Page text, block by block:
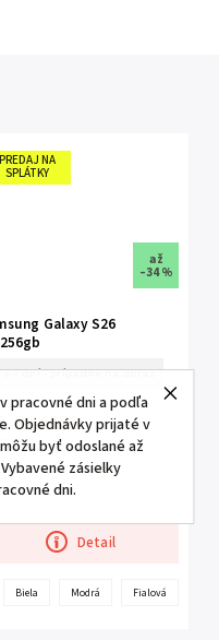
pracovné dni a podľa
Objednávky prijaté v
byť odoslané až
zásielky
dni.
PREDAJ NA
SPLÁTKY
až
–34 %
Galaxy S26
3-7 dní - prípadne na dotaz
bez DPH
od€656
Detail
Biela Modrá Fialová